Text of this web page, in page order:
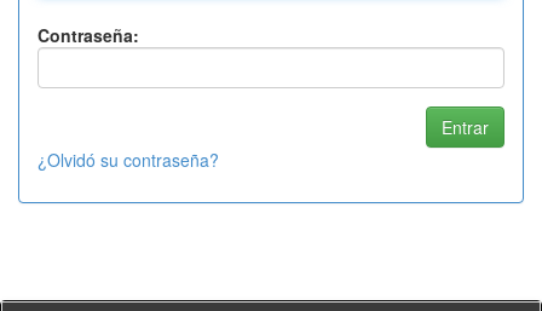
Contraseña:
¿Olvidó su contraseña?